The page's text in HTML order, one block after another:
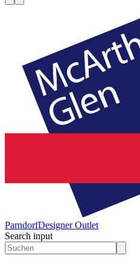
ParndorfDesigner Outlet
Search input